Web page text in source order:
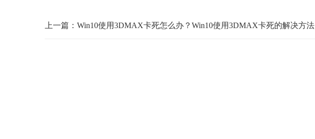
上一篇：Win10使用3DMAX卡死怎么办？Win10使用3DMAX卡死的解决方法